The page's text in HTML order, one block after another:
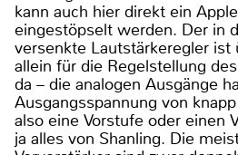
kann auch hier direkt ein
eingestöpselt werden. Der in
versenkte Lautstärkeregler ist
allein für die Regelstellung
da – die analogen Ausgänge
Ausgangsspannung von
also eine Vorstufe oder einen
ja alles von Shanling. Die